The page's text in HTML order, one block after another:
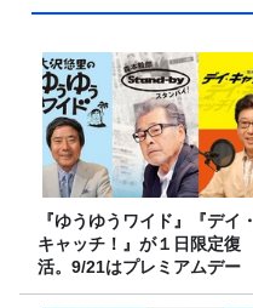
『ゆうゆうワイド』『デイ・
キャッチ！』が１日限定復
活。9/21はプレミアムデー